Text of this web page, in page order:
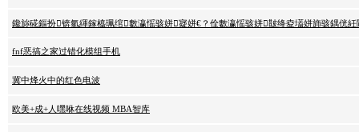
鑱旀硴鏂扮锛氫緷鎵橀珮绾數瀛愮骇姘寲姘€？佺數瀛愮骇姘皵绛夌壒姘斾骇鍝侊
fnf恶搞之家过错化模组手机
冀中烽火中的红色电波
欧美+成+人嘿咻在线视频 MBA智库